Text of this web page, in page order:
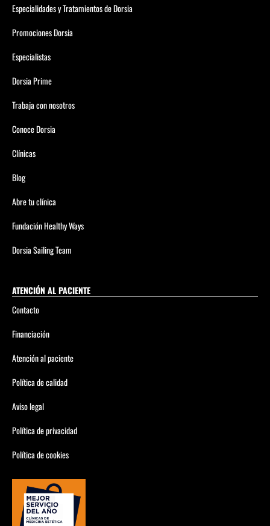
Especialidades y Tratamientos de Dorsia
Promociones Dorsia
Especialistas
Dorsia Prime
Trabaja con nosotros
Conoce Dorsia
Clínicas
Blog
Abre tu clínica
Fundación Healthy Ways
Dorsia Sailing Team
ATENCIÓN AL PACIENTE
Contacto
Financiación
Atención al paciente
Política de calidad
Aviso legal
Política de privacidad
Política de cookies